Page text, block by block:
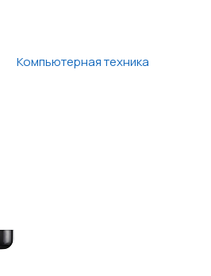
Компьютерная техника